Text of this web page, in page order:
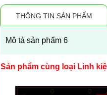
THÔNG TIN SẢN PHẨM
Mô tả sản phẩm 6
Sản phẩm cùng loại Linh